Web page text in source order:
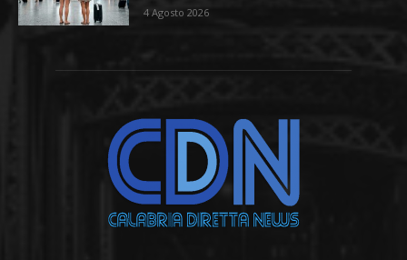
4 Agosto 2026